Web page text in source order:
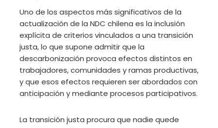
Uno de los aspectos más significativos de la
actualización de la NDC chilena es la inclusión
explícita de criterios vinculados a una transición
justa, lo que supone admitir que la
descarbonización provoca efectos distintos en
trabajadores, comunidades y ramas productivas,
y que esos efectos requieren ser abordados con
anticipación y mediante procesos participativos.
La transición justa procura que nadie quede